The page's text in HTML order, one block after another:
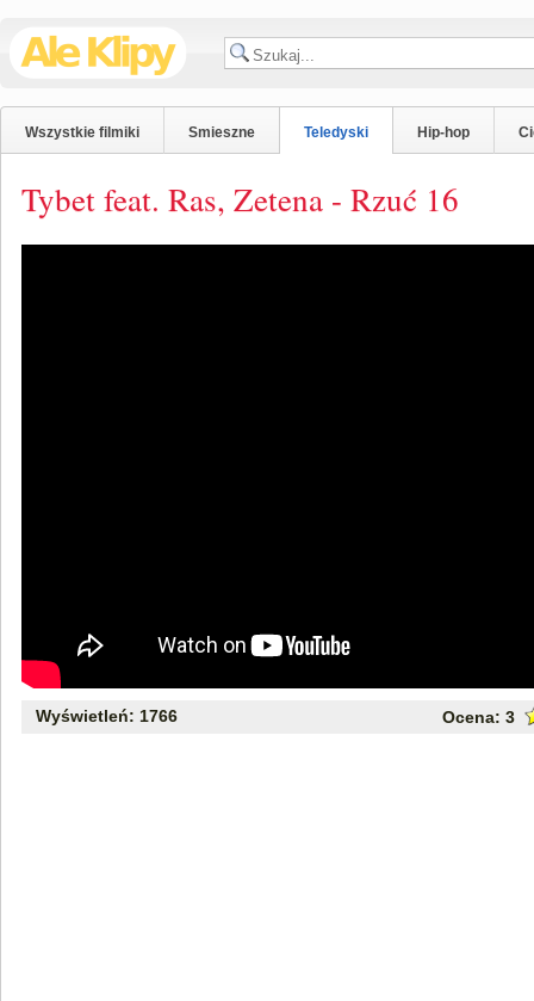
Wszystkie filmiki Smieszne Teledyski Hip-hop
Tybet feat. Ras, Zetena - Rzuć 16
Wyświetleń: 1766 Ocena: 3